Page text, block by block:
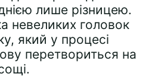
лише різницею.
невеликих головок
який у процесі
перетвориться на